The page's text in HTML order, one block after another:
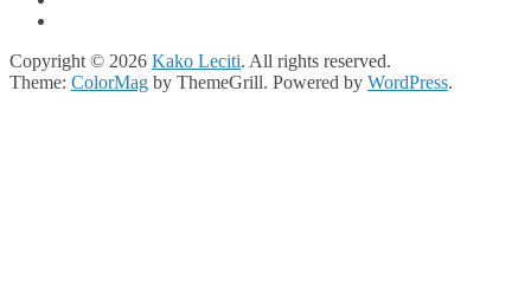
Copyright © 2026 Kako Leciti. All rights reserved.
Theme: ColorMag by ThemeGrill. Powered by WordPress.